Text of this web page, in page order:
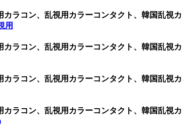
カラコン、乱視用カラーコンタクト、韓国乱視カ
用
カラコン、乱視用カラーコンタクト、韓国乱視カ
カラコン、乱視用カラーコンタクト、韓国乱視カ
カラコン、乱視用カラーコンタクト、韓国乱視カ